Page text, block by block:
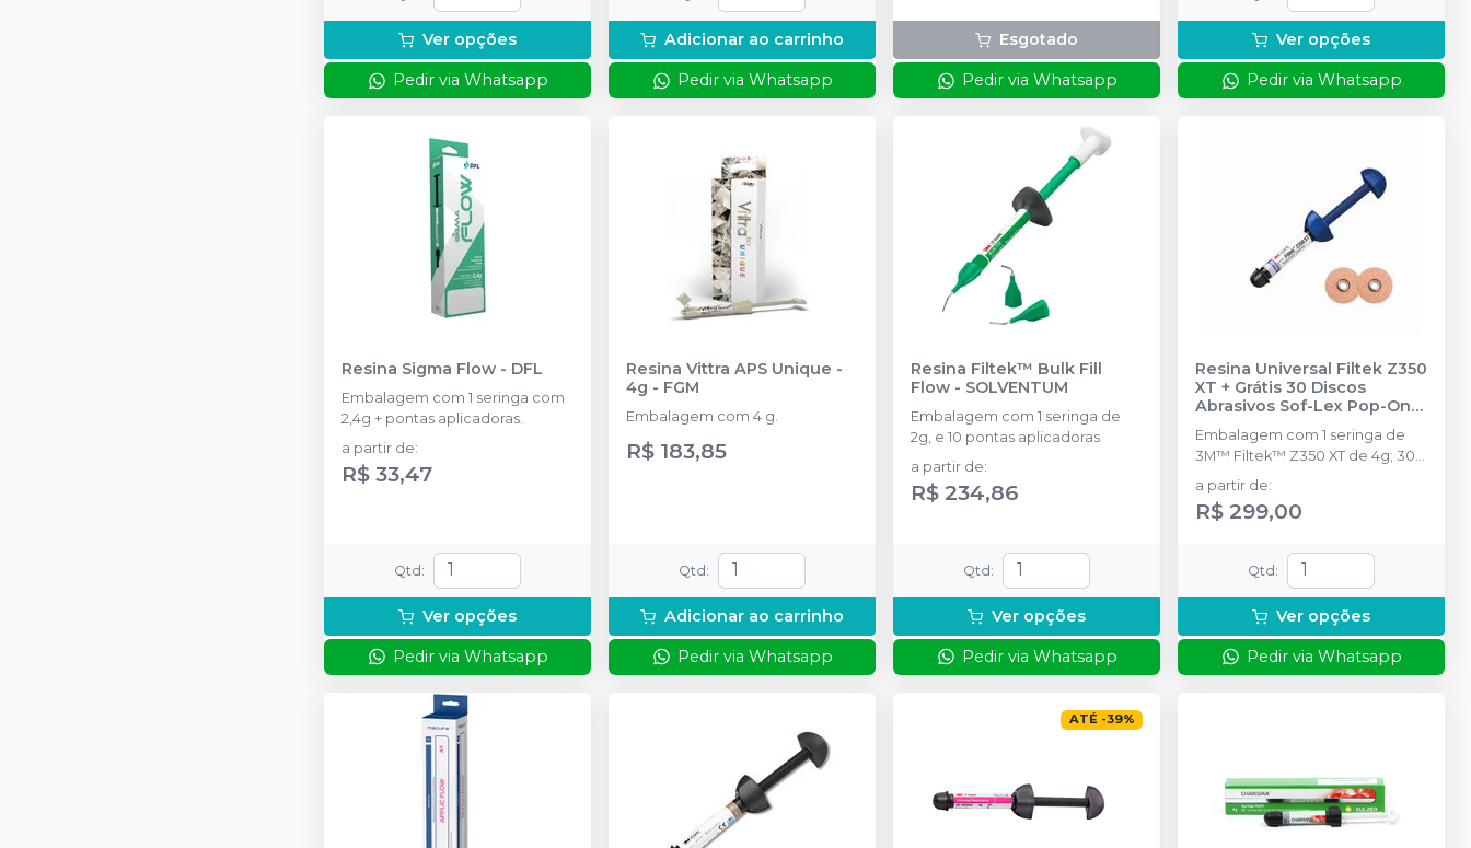
Ver opções
Pedir via Whatsapp
Adicionar ao carrinho
Pedir via Whatsapp
Esgotado
Pedir via Whatsapp
Ver opções
Pedir via Whatsapp
Resina Sigma Flow - DFL
Embalagem com 1 seringa com
2,4g + pontas aplicadoras.
a partir de:
R$ 33,47
Qtd :
Ver opções
Pedir via Whatsapp
Resina Vittra APS Unique -
4g - FGM
Embalagem com 4 g.
R$ 183,85
Qtd :
Adicionar ao carrinho
Pedir via Whatsapp
Resina Filtek™ Bulk Fill
Flow - SOLVENTUM
Embalagem com 1 seringa de
2g, e 10 pontas aplicadoras
a partir de:
R$ 234,86
Qtd :
Ver opções
Pedir via Whatsapp
Resina Universal Filtek Z350
XT + Grátis 30 Discos
Abrasivos Sof-Lex Pop-On
4931G
SOLVENTUM
Embalagem com 1 seringa de
3M™ Filtek™ Z350 XT de 4g; 30
Discos de 3M™ Sof-Lex™ Pop-
On 4931G.
a partir de:
R$ 299,00
Qtd :
Ver opções
Pedir via Whatsapp
ATÉ -39%